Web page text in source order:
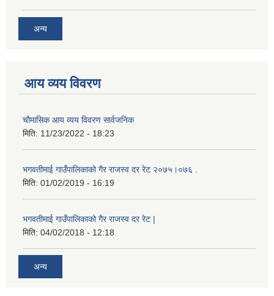
अन्य
आय व्यय विवरण
चाैमासिक आय व्यय विवरण सार्वजनिक
मिति: 11/23/2022 - 18:23
भगवतीमाई गाउँपालिकाको गैर राजस्व दर रेट २०७५।०७६ .
मिति: 01/02/2019 - 16:19
भगवतीमाई गाउँपालिकाको गैर राजस्व दर रेट |
मिति: 04/02/2018 - 12:18
अन्य